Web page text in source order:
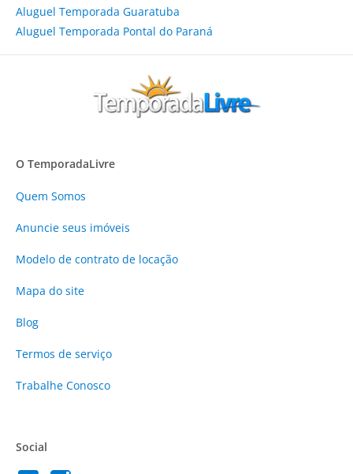
Aluguel Temporada Guaratuba
Aluguel Temporada Pontal do Paraná
O TemporadaLivre
Quem Somos
Anuncie seus imóveis
Modelo de contrato de locação
Mapa do site
Blog
Termos de serviço
Trabalhe Conosco
Social